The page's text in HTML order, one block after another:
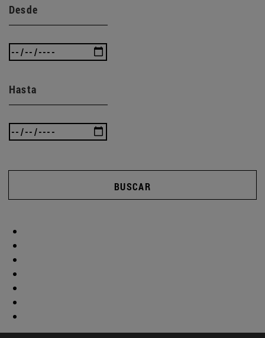
Desde
Hasta
BUSCAR